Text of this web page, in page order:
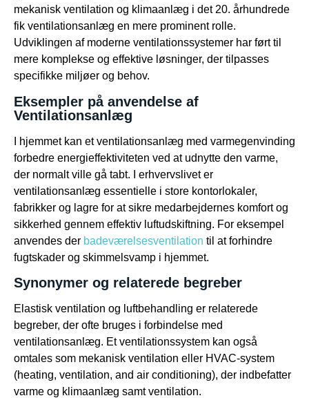
mekanisk ventilation og klimaanlæg i det 20. århundrede
fik ventilationsanlæg en mere prominent rolle.
Udviklingen af moderne ventilationssystemer har ført til
mere komplekse og effektive løsninger, der tilpasses
specifikke miljøer og behov.
Eksempler på anvendelse af
Ventilationsanlæg
I hjemmet kan et ventilationsanlæg med varmegenvinding
forbedre energieffektiviteten ved at udnytte den varme,
der normalt ville gå tabt. I erhvervslivet er
ventilationsanlæg essentielle i store kontorlokaler,
fabrikker og lagre for at sikre medarbejdernes komfort og
sikkerhed gennem effektiv luftudskiftning. For eksempel
anvendes der badeværelsesventilation til at forhindre
fugtskader og skimmelsvamp i hjemmet.
Synonymer og relaterede begreber
Elastisk ventilation og luftbehandling er relaterede
begreber, der ofte bruges i forbindelse med
ventilationsanlæg. Et ventilationssystem kan også
omtales som mekanisk ventilation eller HVAC-system
(heating, ventilation, and air conditioning), der indbefatter
varme og klimaanlæg samt ventilation.